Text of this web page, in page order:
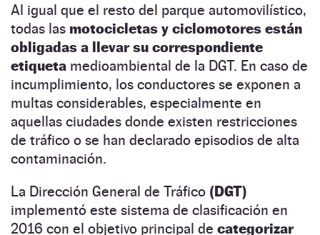
Al igual que el resto del parque automovilístico,
todas las motocicletas y ciclomotores están
obligadas a llevar su correspondiente
etiqueta medioambiental de la DGT. En caso de
incumplimiento, los conductores se exponen a
multas considerables, especialmente en
aquellas ciudades donde existen restricciones
de tráfico o se han declarado episodios de alta
contaminación.
La Dirección General de Tráfico (DGT)
implementó este sistema de clasificación en
2016 con el objetivo principal de categorizar